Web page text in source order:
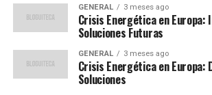
en la Región
América Latina es una de las regiones
los efectos del cambio climático,
serie de desafíos que van desde sequías
GENERAL 3 meses ago
Crisis Energética en Europa:
Soluciones Futuras
GENERAL 3 meses ago
Crisis Energética en Europa:
Soluciones